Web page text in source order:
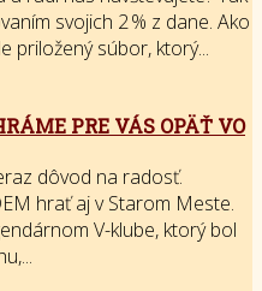
svojich 2 % z dane. Ako
priložený súbor, ktorý...
PRE VÁS OPÄŤ VO
dôvod na radosť.
hrať aj v Starom Meste.
V-klube, ktorý bol